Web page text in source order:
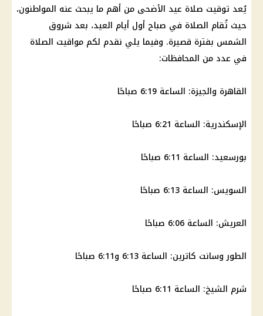
يُعد توقيت صلاة عيد الأضحى من أهم ما يبحث عنه المواطنون،
حيث تُقام الصلاة في صباح أول أيام العيد، بعد شروق
الشمس بفترة قصيرة. وفيما يلي نقدم لكم مواقيت الصلاة
في عدد من المحافظات:
القاهرة والجيزة: الساعة 6:19 صباحًا
الإسكندرية: الساعة 6:21 صباحًا
بورسعيد: الساعة 6:11 صباحًا
السويس: الساعة 6:13 صباحًا
العريش: الساعة 6:06 صباحًا
الطور وسانت كاترين: الساعة 6:13 و6:11 صباحًا
شرم الشيخ: الساعة 6:11 صباحًا